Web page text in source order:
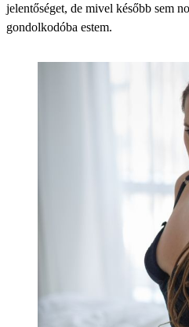
jelentőséget, de mivel később sem
gondolkodóba estem.